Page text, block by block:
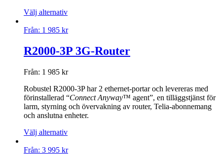
Välj alternativ
Från: 1 985 kr
R2000-3P 3G-Router
Från: 1 985 kr
Robustel R2000-3P har 2 ethernet-portar och levereras med
förinstallerad “Connect Anyway™ agent”, en tilläggstjänst för
larm, styrning och övervakning av router, Telia-abonnemang
och anslutna enheter.
Välj alternativ
Från: 3 995 kr